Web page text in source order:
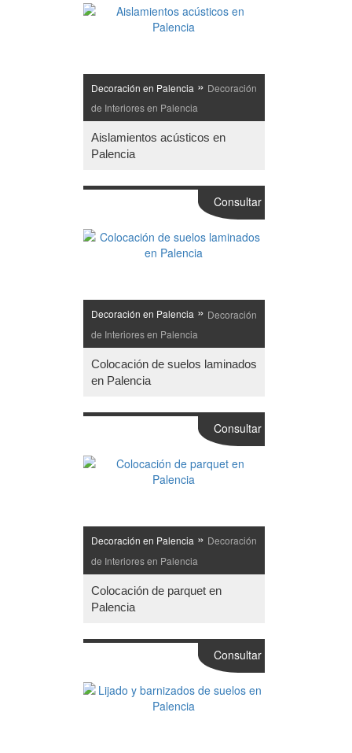
Decoración en Palencia » Decoración
de Interiores en Palencia
Aislamientos acústicos en
Palencia
Decoración en Palencia » Decoración
de Interiores en Palencia
Colocación de suelos laminados
en Palencia
Consultar
Decoración en Palencia » Decoración
de Interiores en Palencia
Colocación de parquet en
Palencia
Consultar
Consultar